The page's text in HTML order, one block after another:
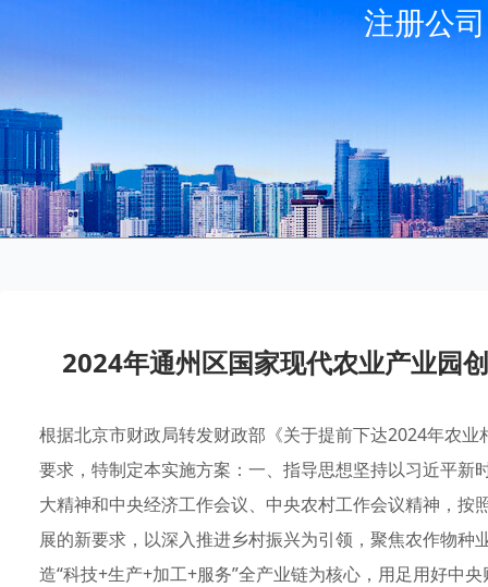
注册公
2024年通州区国家现代农业产业园
根据北京市财政局转发财政部《关于提前下达2024年农
要求，特制定本实施方案：一、指导思想坚持以习近平
大精神和中央经济工作会议、中央农村工作会议精神，
展的新要求，以深入推进乡村振兴为引领，聚焦农作物
造“科技+生产+加工+服务”全产业链为核心，用足用好中